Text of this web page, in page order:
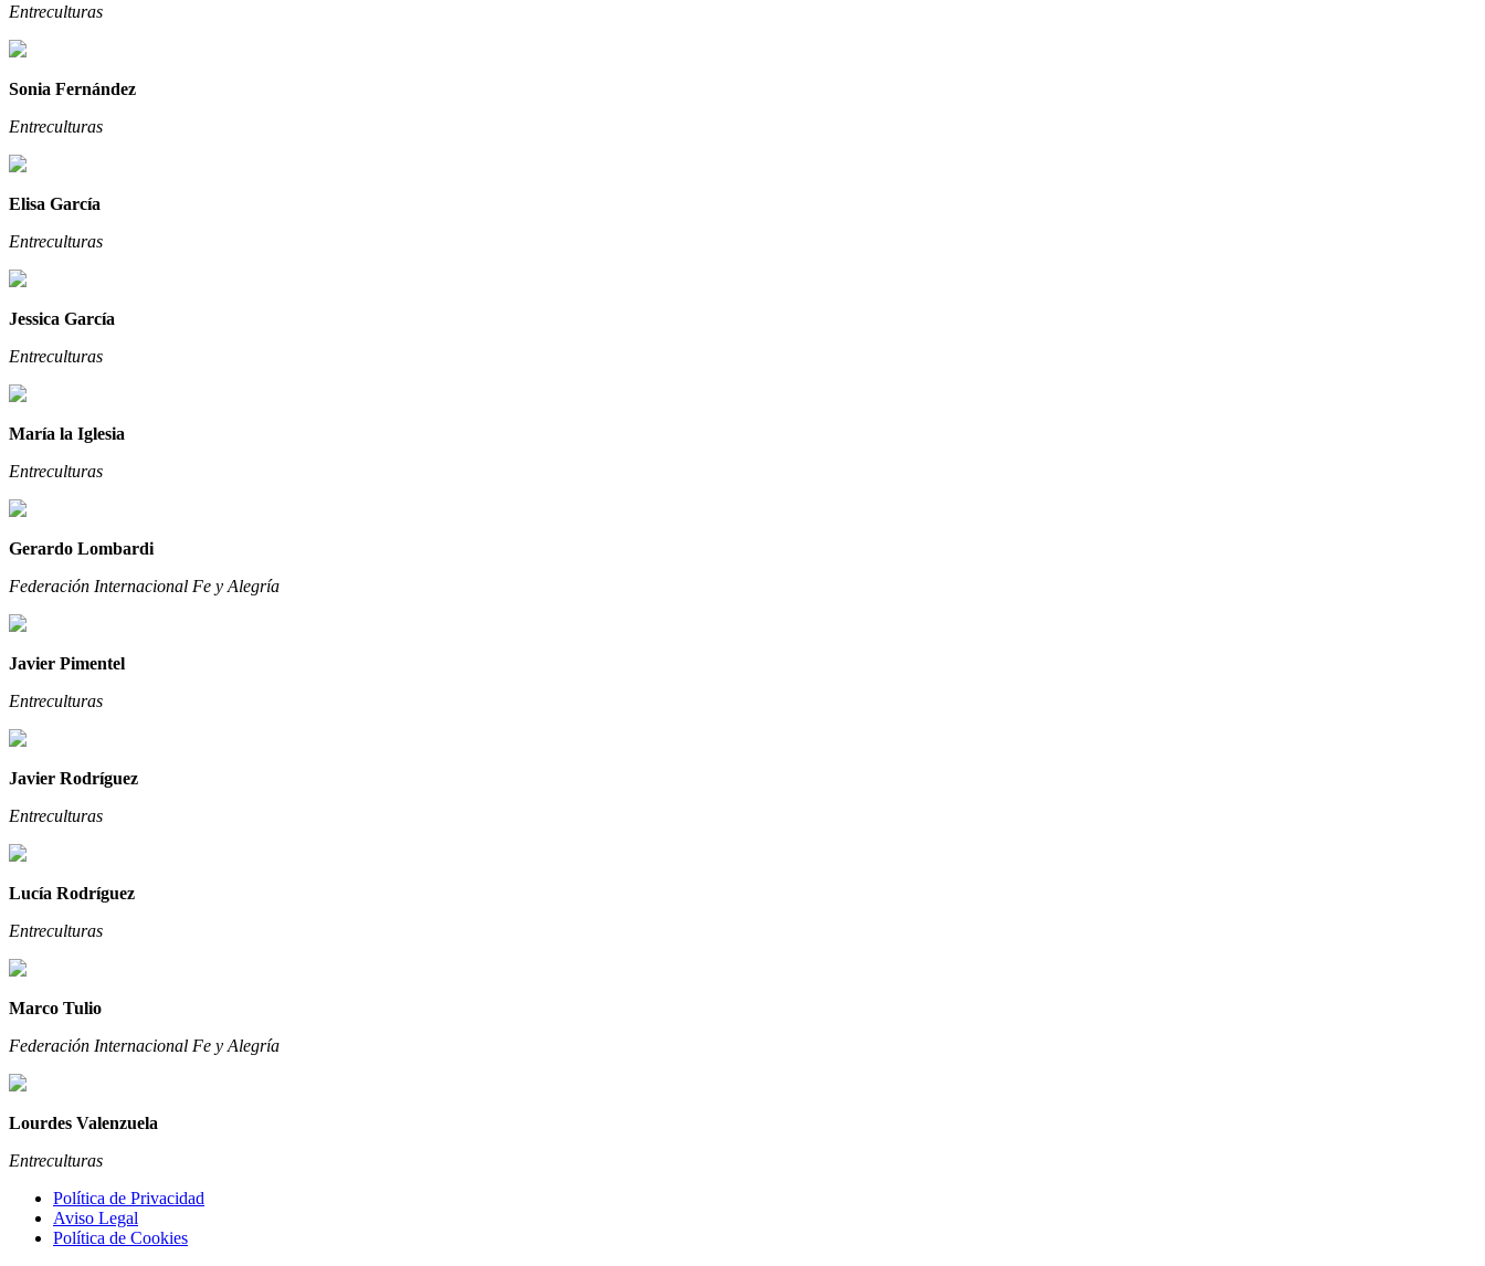
Entreculturas
Sonia Fernández
Entreculturas
Elisa García
Entreculturas
Jessica García
Entreculturas
María la Iglesia
Entreculturas
Gerardo Lombardi
Federación Internacional Fe y Alegría
Javier Pimentel
Entreculturas
Javier Rodríguez
Entreculturas
Lucía Rodríguez
Entreculturas
Marco Tulio
Federación Internacional Fe y Alegría
Lourdes Valenzuela
Entreculturas
Política de Privacidad
Aviso Legal
Política de Cookies